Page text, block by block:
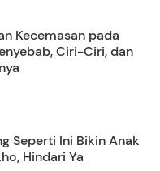
Kecemasan pada
Ciri-Ciri, dan
Seperti Ini Bikin Anak
Hindari Ya